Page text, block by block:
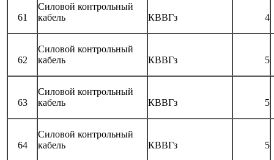
61
Силовой контрольный
кабель
КВВГз 4
62
Силовой контрольный
кабель
КВВГз 5
63
Силовой контрольный
кабель
КВВГз 5
64
Силовой контрольный
кабель
КВВГз 5